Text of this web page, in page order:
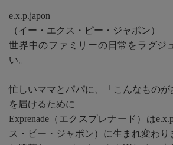
e.x.p.japon
（イー・エクス・ピー・ジャポン）
世界中のファミリーの日常をラグジ
い。
忙しいママとパパに、「こんなものが
を届けるために
Exprenade（エクスプレナード）は
ス・ピー・ジャポン）に生まれ変わり